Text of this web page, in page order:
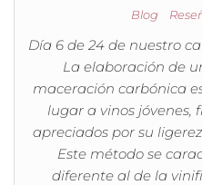
Blog
Día 6 de 24 de nuestro
La elaboración de
maceración carbónica
lugar a vinos jóvenes,
apreciados por su
Este método se
diferente al de la